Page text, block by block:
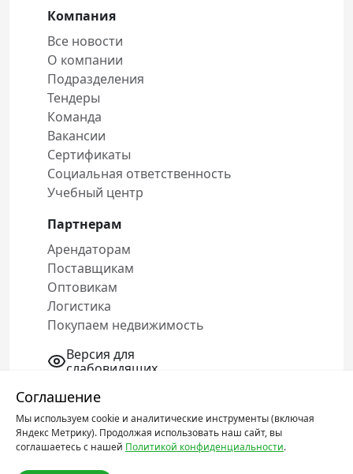
Соглашение
Мы используем cookie и аналитические инструменты (включая
Яндекс Метрику). Продолжая использовать наш сайт, вы
соглашаетесь с нашей Политикой конфиденциальности.
Компания
Все новости
О компании
Подразделения
Тендеры
Команда
Вакансии
Сертификаты
Социальная ответственность
Учебный центр
Партнерам
Арендаторам
Поставщикам
Оптовикам
Логистика
Покупаем недвижимость
Версия для
слабовидящих
Политика конфиденциальности
Соглашение об обработке персональных
данных